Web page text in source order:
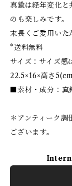
真鍮は経年変化と
のも楽しみです。
末長くご愛用いた
*送料無料
サイズ：サイズ感
22.5×16×高さ
■素材・成分：真
＊アンティーク
ございます。